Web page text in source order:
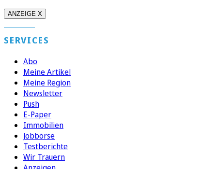
ANZEIGE X
SERVICES
Abo
Meine Artikel
Meine Region
Newsletter
Push
E-Paper
Immobilien
Jobbörse
Testberichte
Wir Trauern